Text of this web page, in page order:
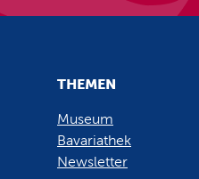
THEMEN
Museum
Bavariathek
Newsletter